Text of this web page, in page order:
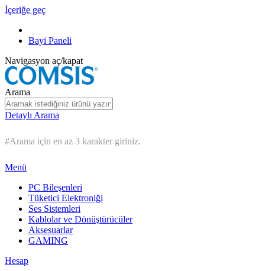
İçeriğe geç
Bayi Paneli
Navigasyon aç/kapat
Arama
Detaylı Arama
#Arama için en az 3 karakter giriniz.
Menü
PC Bileşenleri
Tüketici Elektroniği
Ses Sistemleri
Kablolar ve Dönüştürücüler
Aksesuarlar
GAMING
Hesap